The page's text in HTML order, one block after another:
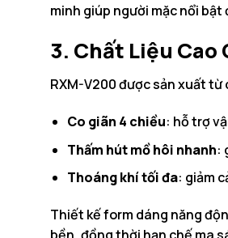
minh giúp người mặc nổi
3. Chất Liệu Cao
RXM-V200 được sản xuất
Co giãn 4 chiều: hỗ trợ
Thấm hút mồ hôi nhanh:
Thoáng khí tối đa: giảm
Thiết kế form dáng năng